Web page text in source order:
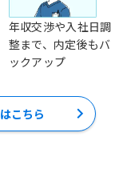
年収交渉や入社日調
整まで、内定後もバ
ックアップ
こちら